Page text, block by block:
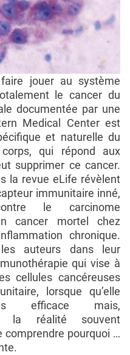
jouer au système
le cancer du
documentée par une
Medical Center est
et naturelle du
qui répond aux
supprimer ce cancer.
la revue eLife révèlent
immunitaire inné,
le carcinome
cancer mortel chez
chronique.
les auteurs dans leur
qui vise à
cellules cancéreuses
lorsque qu’elle
efficace mais,
la réalité souvent
comprendre pourquoi …